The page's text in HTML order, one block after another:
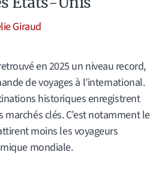
Giraud
en 2025 un niveau record,
de voyages à l’international.
historiques enregistrent
clés. C’est notamment le
moins les voyageurs
mondiale.